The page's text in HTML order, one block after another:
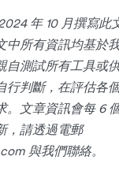
年 10 月撰寫此
中所有資訊均基於
自測試所有工具或
行判斷，在評估各
文章資訊會每 6
，請透過電郵
與我們聯絡。